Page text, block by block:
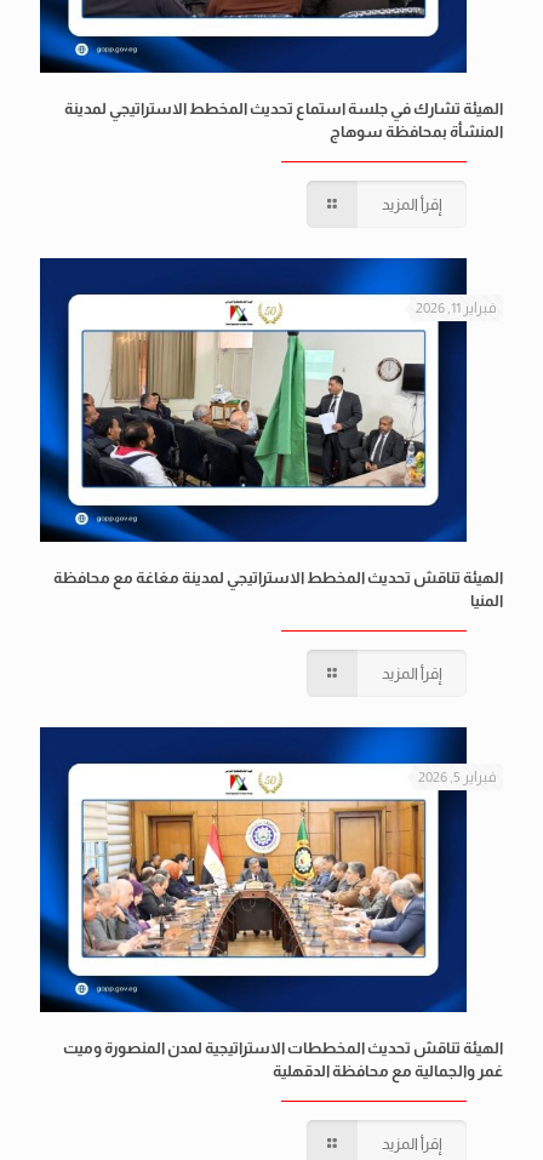
الهيئة تشارك في جلسة استماع تحديث المخطط الاستراتيجي لمدينة
المنشأة بمحافظة سوهاج
إقرأ المزيد
فبراير 11, 2026
الهيئة تناقش تحديث المخطط الاستراتيجي لمدينة مغاغة مع محافظة
المنيا
إقرأ المزيد
فبراير 5, 2026
الهيئة تناقش تحديث المخططات الاستراتيجية لمدن المنصورة وميت
غمر والجمالية مع محافظة الدقهلية
إقرأ المزيد